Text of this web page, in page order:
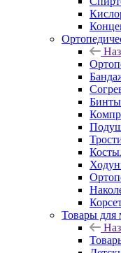
Товары для